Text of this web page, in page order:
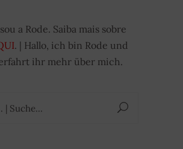
a Rode. Saiba mais sobre
. | Hallo, ich bin Rode und
ihr mehr über mich.